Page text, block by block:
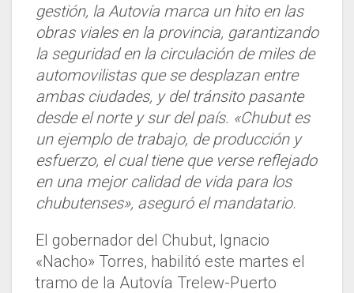
gestión, la Autovía marca un hito en las
obras viales en la provincia, garantizando
la seguridad en la circulación de miles de
automovilistas que se desplazan entre
ambas ciudades, y del tránsito pasante
desde el norte y sur del país. «Chubut es
un ejemplo de trabajo, de producción y
esfuerzo, el cual tiene que verse reflejado
en una mejor calidad de vida para los
chubutenses», aseguró el mandatario.
El gobernador del Chubut, Ignacio
«Nacho» Torres, habilitó este martes el
tramo de la Autovía Trelew-Puerto